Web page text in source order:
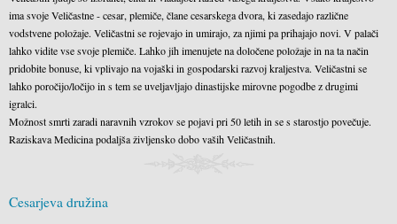
ima svoje Veličastne - cesar, plemiče, člane cesarskega dvora, ki zasedajo različne
vodstvene položaje. Veličastni se rojevajo in umirajo, za njimi pa prihajajo novi. V palači
lahko vidite vse svoje plemiče. Lahko jih imenujete na določene položaje in na ta način
pridobite bonuse, ki vplivajo na vojaški in gospodarski razvoj kraljestva. Veličastni se
lahko poročijo/ločijo in s tem se uveljavljajo dinastijske mirovne pogodbe z drugimi
igralci.
Možnost smrti zaradi naravnih vzrokov se pojavi pri 50 letih in se s starostjo povečuje.
Raziskava Medicina podaljša življensko dobo vaših Veličastnih.
Cesarjeva družina